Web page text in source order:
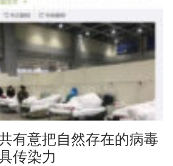
有意把自然存在的病毒
传染力